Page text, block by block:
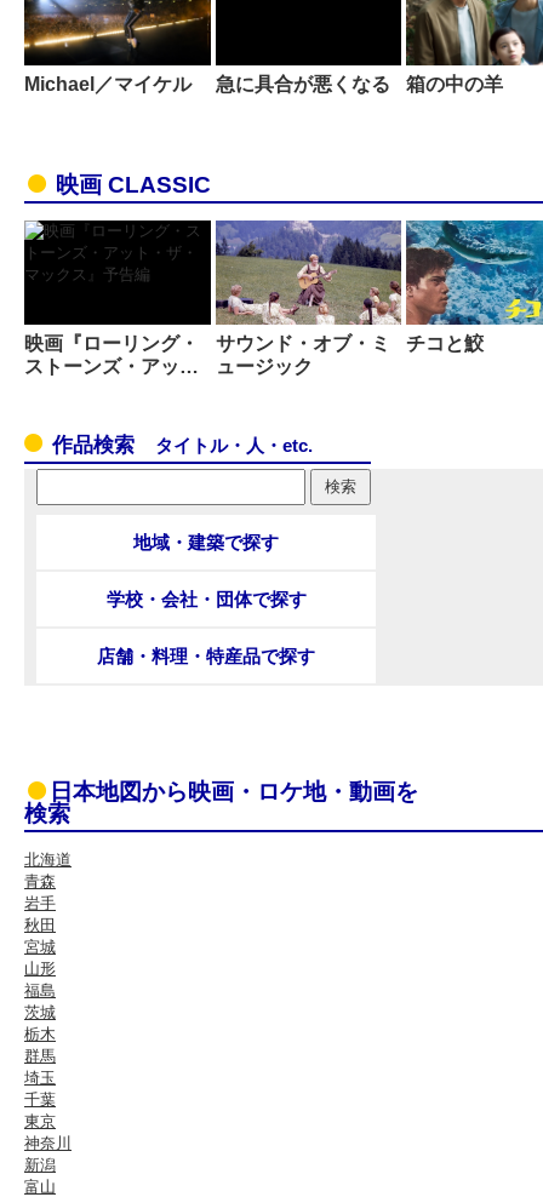
Michael／マイケル 急に具合が悪くなる 箱の中の羊
映画 CLASSIC
映画『ローリング・
ストーンズ・アッ…
サウンド・オブ・ミ
ュージック
チコと鮫
作品検索 タイトル・人・etc.
地域・建築で探す
学校・会社・団体で探す
店舗・料理・特産品で探す
日本地図から映画・ロケ地・動画を
検索
北海道
青森
岩手
秋田
宮城
山形
福島
茨城
栃木
群馬
埼玉
千葉
東京
神奈川
新潟
富山